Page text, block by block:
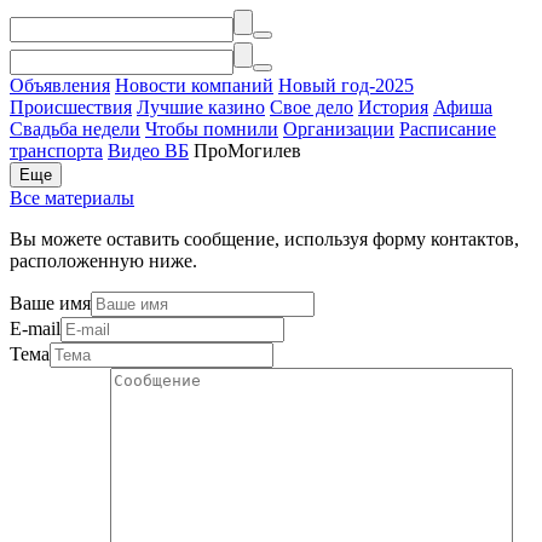
Объявления Новости компаний Новый год-2025
Происшествия Лучшие казино Свое дело История Афиша
Свадьба недели Чтобы помнили Организации Расписание
транспорта Видео ВБ ПроМогилев
Еще
Все материалы
Вы можете оставить сообщение, используя форму контактов,
расположенную ниже.
Ваше имя
E-mail
Тема